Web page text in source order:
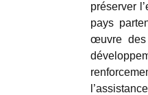
préserver
pays
œuvre des